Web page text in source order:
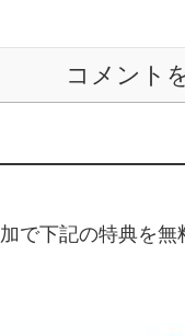
コメント
で下記の特典を無